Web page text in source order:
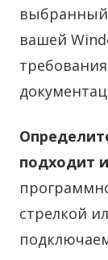
выбранный
вашей
подходит
стрелкой